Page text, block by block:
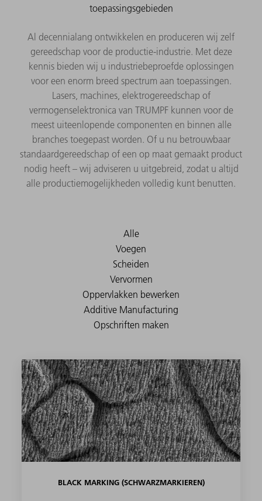
toepassingsgebieden
Al decennialang ontwikkelen en produceren wij zelf
gereedschap voor de productie-industrie. Met deze
kennis bieden wij u industriebeproefde oplossingen
voor een enorm breed spectrum aan toepassingen.
Lasers, machines, elektrogereedschap of
vermogenselektronica van TRUMPF kunnen voor de
meest uiteenlopende componenten en binnen alle
branches toegepast worden. Of u nu betrouwbaar
standaardgereedschap of een op maat gemaakt product
nodig heeft – wij adviseren u uitgebreid, zodat u altijd
alle productiemogelijkheden volledig kunt benutten.
BLACK MARKING (SCHWARZMARKIEREN)